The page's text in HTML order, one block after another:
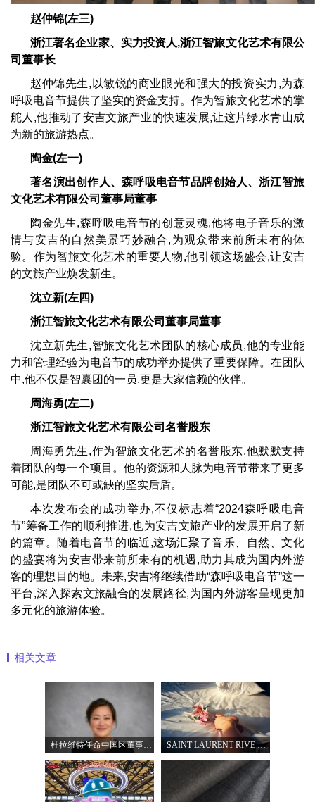
赵仲锦(左三)
浙江著名企业家、实力投资人,浙江智旅文化艺术有限公
司董事长
赵仲锦先生,以敏锐的商业眼光和强大的投资实力,为森
呼吸电音节提供了坚实的资金支持。作为智旅文化艺术的掌
舵人,他推动了安吉文旅产业的快速发展,让这片绿水青山成
为新的旅游热点。
陶金(左一)
著名演出创作人、森呼吸电音节品牌创始人、浙江智旅
文化艺术有限公司董事局董事
陶金先生,森呼吸电音节的创意灵魂,他将电子音乐的激
情与安吉的自然美景巧妙融合,为观众带来前所未有的体
验。作为智旅文化艺术的重要人物,他引领这场盛会,让安吉
的文旅产业焕发新生。
沈立新(左四)
浙江智旅文化艺术有限公司董事局董事
沈立新先生,智旅文化艺术团队的核心成员,他的专业能
力和管理经验为电音节的成功举办提供了重要保障。在团队
中,他不仅是智囊团的一员,更是大家信赖的伙伴。
周海勇(左二)
浙江智旅文化艺术有限公司名誉股东
周海勇先生,作为智旅文化艺术的名誉股东,他默默支持
着团队的每一个项目。他的资源和人脉为电音节带来了更多
可能,是团队不可或缺的坚实后盾。
本次发布会的成功举办,不仅标志着“2024森呼吸电音
节”筹备工作的顺利推进,也为安吉文旅产业的发展开启了新
的篇章。随着电音节的临近,这场汇聚了音乐、自然、文化
的盛宴将为安吉带来前所未有的机遇,助力其成为国内外游
客的理想目的地。未来,安吉将继续借助“森呼吸电音节”这一
平台,深入探索文旅融合的发展路径,为国内外游客呈现更加
多元化的旅游体验。
相关文章
杜拉维特任命中国区董事总经理杨琛女士 SAINT LAURENT RIVE DROITE圣罗兰北京右岸精品店